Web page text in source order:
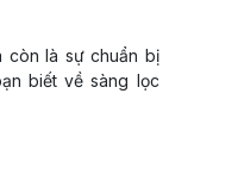
còn là sự chuẩn bị
biết về sàng lọc